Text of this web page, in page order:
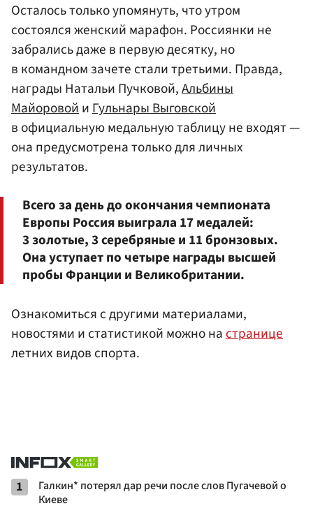
Осталось только упомянуть, что утром
состоялся женский марафон. Россиянки не
забрались даже в первую десятку, но
в командном зачете стали третьими. Правда,
награды Натальи Пучковой,Альбины
МайоровойиГульнары Выговской
в официальную медальную таблицу не входят —
она предусмотрена только для личных
результатов.
Всего за день до окончания чемпионата
Европы Россия выиграла 17 медалей:
3 золотые, 3 серебряные и 11 бронзовых.
Она уступает по четыре награды высшей
пробы Франции и Великобритании.
Ознакомиться с другими материалами,
новостями и статистикой можно настранице
летних видов спорта.
1
Галкин* потерял дар речи после слов Пугачевой о
Киеве